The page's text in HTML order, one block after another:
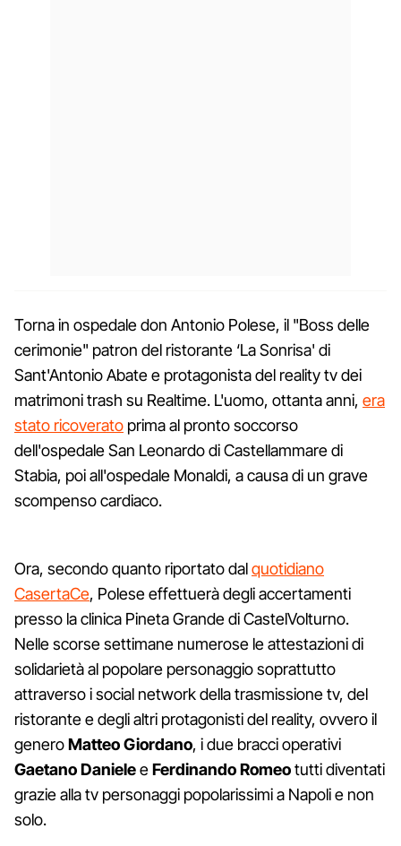
Torna in ospedale don Antonio Polese, il "Boss delle
cerimonie" patron del ristorante ‘La Sonrisa' di
Sant'Antonio Abate e protagonista del reality tv dei
matrimoni trash su Realtime. L'uomo, ottanta anni, era
stato ricoverato prima al pronto soccorso
dell'ospedale San Leonardo di Castellammare di
Stabia, poi all'ospedale Monaldi, a causa di un grave
scompenso cardiaco.
Ora, secondo quanto riportato dalquotidiano
CasertaCe, Polese effettuerà degli accertamenti
presso la clinica Pineta Grande di CastelVolturno.
Nelle scorse settimane numerose le attestazioni di
solidarietà al popolare personaggio soprattutto
attraverso i social network della trasmissione tv, del
ristorante e degli altri protagonisti del reality, ovvero il
generoMatteo Giordano, i due bracci operativi
Gaetano DanieleeFerdinando Romeotutti diventati
grazie alla tv personaggi popolarissimi a Napoli e non
solo.